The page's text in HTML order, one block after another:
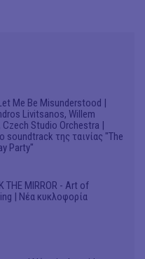
Me Be Misunderstood |
Livitsanos, Willem
Czech Studio Orchestra |
soundtrack της ταινίας "The
Party"
THE MIRROR - Art of
| Νέα κυκλοφορία